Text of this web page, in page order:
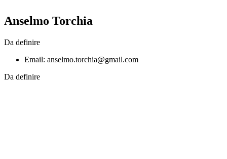
Anselmo Torchia
Da definire
Email: anselmo.torchia@gmail.com
Da definire